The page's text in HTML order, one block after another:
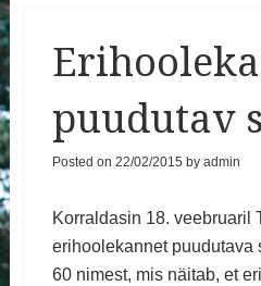
puudutav
Posted on 22/02/2015 by admin
Korraldasin 18. veebruaril
erihoolekannet puudutava
60 nimest, mis näitab, et